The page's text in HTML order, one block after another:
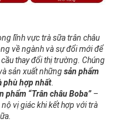
lĩnh vực trà sữa trân châu
về ngành và sự đổi mới để
thay đổi thị trường. Chúng
sản xuất nhữngsản phẩm
phù hợp nhất.
phẩm “Trân châu Boba” –
vị giác khi kết hợp với trà